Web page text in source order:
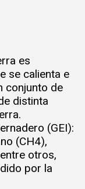
es
se calienta e
conjunto de
distinta
(GEI):
(CH4),
otros,
por la